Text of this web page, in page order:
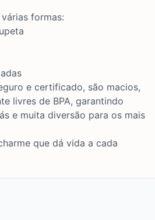
formas:
e certificado, são macios,
livres de BPA, garantindo
e muita diversão para os mais
que dá vida a cada